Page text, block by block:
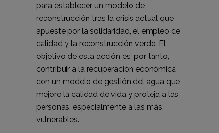
para establecer un modelo de
reconstrucción tras la crisis actual que
apueste por la solidaridad, el empleo de
calidad y la reconstrucción verde. El
objetivo de esta acción es, por tanto,
contribuir a la recuperación económica
con un modelo de gestión del agua que
mejore la calidad de vida y proteja a las
personas, especialmente a las más
vulnerables.